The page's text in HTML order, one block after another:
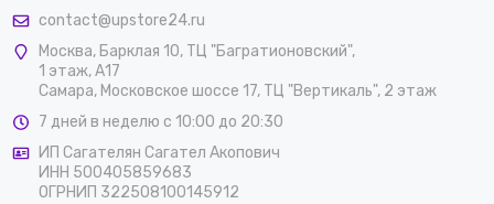
contact@upstore24.ru
Москва,Барклая 10, ТЦ "Багратионовский",
1 этаж, А17
Самара, Московское шоссе 17, ТЦ "Вертикаль", 2 этаж
7 дней в неделю с 10:00 до 20:30
ИП Сагателян Сагател Акопович
ИНН 500405859683
ОГРНИП 322508100145912